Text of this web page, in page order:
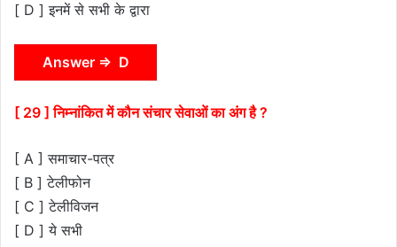
[ D ] इनमें से सभी के द्वारा
Answer ⇒ D
[ 29 ] निम्नांकित में कौन संचार सेवाओं का अंग है ?
[ A ] समाचार-पत्र
[ B ] टेलीफोन
[ C ] टेलीविजन
[ D ] ये सभी